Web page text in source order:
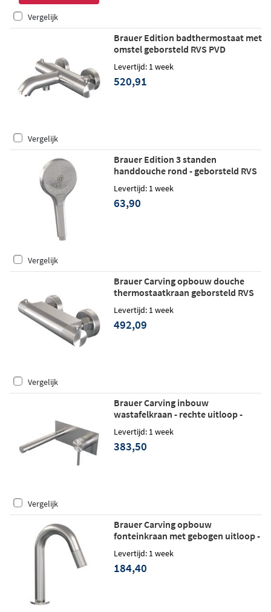
Vergelijk
Brauer Edition badthermostaat met
omstel geborsteld RVS PVD
Levertijd: 1 week
520,91
Vergelijk
Brauer Edition 3 standen
handdouche rond - geborsteld RVS
Levertijd: 1 week
63,90
Vergelijk
Brauer Carving opbouw douche
thermostaatkraan geborsteld RVS
Levertijd: 1 week
492,09
Vergelijk
Brauer Carving inbouw
wastafelkraan - rechte uitloop -
geborsteld RVS PVD
Levertijd: 1 week
383,50
Vergelijk
Brauer Carving opbouw
fonteinkraan met gebogen uitloop -
Levertijd: 1 week
184,40